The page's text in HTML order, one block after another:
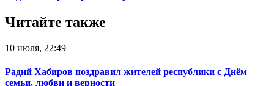
Читайте также
10 июля, 22:49
Радий Хабиров поздравил жителей республики с Днём
семьи, любви и верности